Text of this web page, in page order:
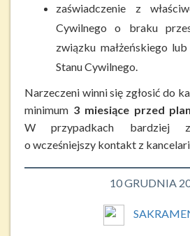
zaświadczenie z
Cywilnego o braku
związku małżeńskiego
Stanu Cywilnego.
Narzeczeni winni się zgłosić do
minimum 3 miesiące przed
W przypadkach bardziej
o wcześniejszy kontakt z
10 GRUDNIA